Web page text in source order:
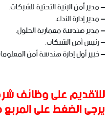
– مدير أمن البنية التحتية للشبكات.
– مدير إدارة الأداء.
– مدير هندسة معمارية الحلول.
– رئيس أمن الشبكات.
– خبير أول إدارة هندسة أمن
للتقديم على وظائف
يرجى الضغط على